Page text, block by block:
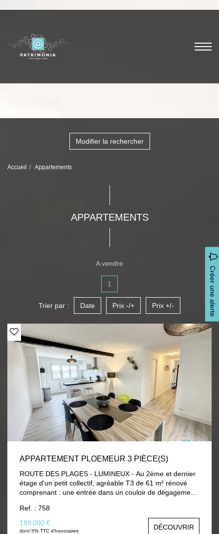
Modifier la rechercher
Accueil Appartements
APPARTEMENTS
A vendre
Créer une alerte
1
Trier par : Date Prix -/+ Prix +/-
APPARTEMENT PLOEMEUR 3 PIÈCE(S)
ROUTE DES PLAGES - LUMINEUX - Au 2ème et dernier
étage d'un petit collectif, agréable T3 de 61 m² rénové
comprenant : une entrée dans un couloir de dégagement,
principale avec cuisine ouverte aménagée et équipée. A
découvrir rapidement!
Ref. : 758
189 000 €
dont 5% TTC d'honoraires DÉCOUVRIR